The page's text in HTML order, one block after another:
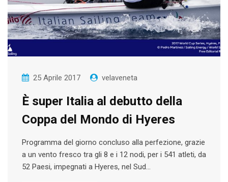
25 Aprile 2017 velaveneta
È super Italia al debutto della
Coppa del Mondo di Hyeres
Programma del giorno concluso alla perfezione, grazie
a un vento fresco tra gli 8 e i 12 nodi, per i 541 atleti, da
52 Paesi, impegnati a Hyeres, nel Sud…